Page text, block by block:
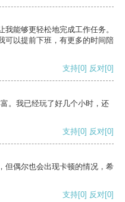
能够更轻松地完成工作任务。
可以提前下班，有更多的时间陪
支持[0] 反对[0]
。我已经玩了好几个小时，还
支持[0] 反对[0]
但偶尔也会出现卡顿的情况，希
支持[0] 反对[0]